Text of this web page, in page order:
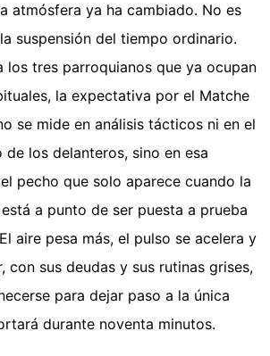
atmósfera ya ha cambiado. No es
suspensión del tiempo ordinario.
los tres parroquianos que ya ocupan
la expectativa por el Matche
se mide en análisis tácticos ni en el
los delanteros, sino en esa
pecho que solo aparece cuando la
a punto de ser puesta a prueba
aire pesa más, el pulso se acelera y
con sus deudas y sus rutinas grises,
para dejar paso a la única
durante noventa minutos.